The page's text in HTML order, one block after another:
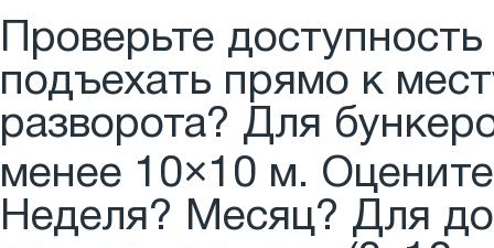
Проверьте
подъехать прямо к
разворота? Для
менее 10×10 м.
Неделя? Месяц? Для